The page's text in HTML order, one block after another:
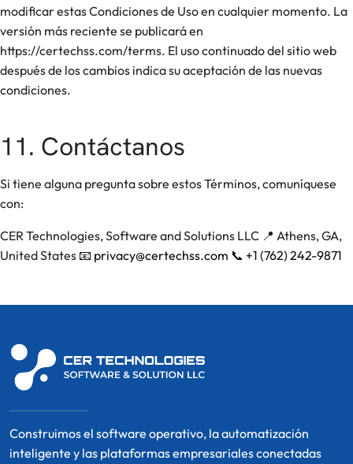
modificar estas Condiciones de Uso en cualquier momento. La
versión más reciente se publicará en
https://certechss.com/terms. El uso continuado del sitio web
después de los cambios indica su aceptación de las nuevas
condiciones.
11. Contáctanos
Si tiene alguna pregunta sobre estos Términos, comuníquese
con:
CER Technologies, Software and Solutions LLC 📍 Athens, GA,
United States 📧 privacy@certechss.com 📞 +1 (762) 242-9871
Construimos el software operativo, la automatización
inteligente y las plataformas empresariales conectadas